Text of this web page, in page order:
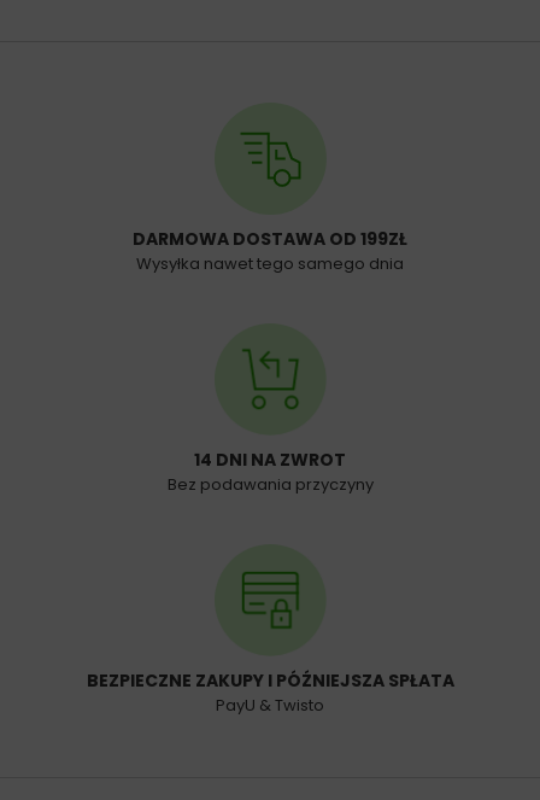
DARMOWA DOSTAWA OD 199ZŁ
Wysyłka nawet tego samego dnia
14 DNI NA ZWROT
Bez podawania przyczyny
BEZPIECZNE ZAKUPY I PÓŹNIEJSZA SPŁATA
PayU & Twisto